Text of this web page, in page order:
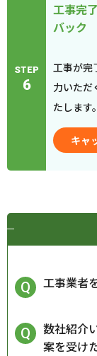
STEP
6
工事完
バック
工事が完
力いただ
たします。
キャ
工事業者
数社紹介
案を受け